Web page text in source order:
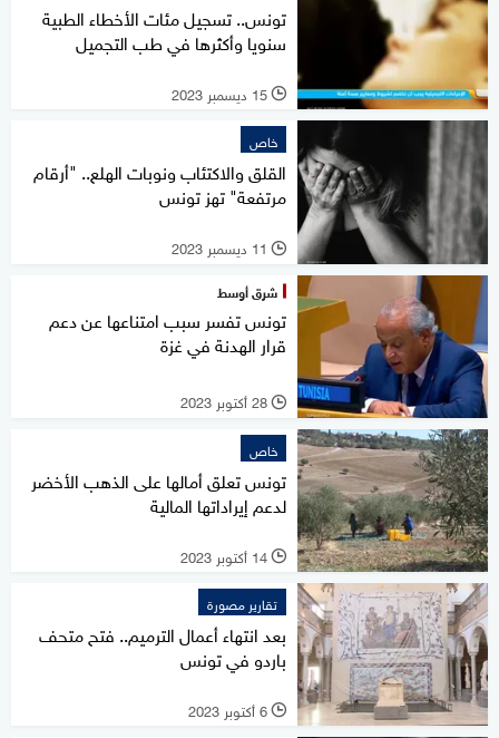
تونس.. تسجيل مئات الأخطاء الطبية
سنويا وأكثرها في طب التجميل
l 15 ديسمبر 2023
خاص
القلق والاكتئاب ونوبات الهلع.. "أرقام
مرتفعة" تهز تونس
l 11 ديسمبر 2023
شرق أوسط
تونس تفسر سبب امتناعها عن دعم
قرار الهدنة في غزة
l 28 أكتوبر 2023
خاص
تونس تعلق أمالها على الذهب الأخضر
لدعم إيراداتها المالية
l 14 أكتوبر 2023
تقارير مصورة
بعد انتهاء أعمال الترميم.. فتح متحف
باردو في تونس
l 6 أكتوبر 2023